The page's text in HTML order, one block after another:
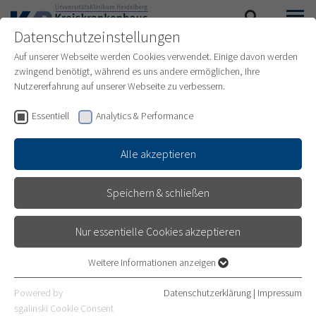
ORTHOPÄDIE / UNFALLCHIRURGIE /
Datenschutzeinstellungen
Auf unserer Webseite werden Cookies verwendet. Einige davon werden
zwingend benötigt, während es uns andere ermöglichen, Ihre
Nutzererfahrung auf unserer Webseite zu verbessern.
Essentiell Analytics & Performance
Alle akzeptieren
Speichern & schließen
Nur essentielle Cookies akzeptieren
Essentielle Cookies werden für grundlegende Funktionen der
Webseite benötigt. Dadurch ist gewährleistet, dass die Webseite
Weitere Informationen anzeigen
Powered by
sgalinski Cookie Consent
Datenschutzerklärung | Impressum